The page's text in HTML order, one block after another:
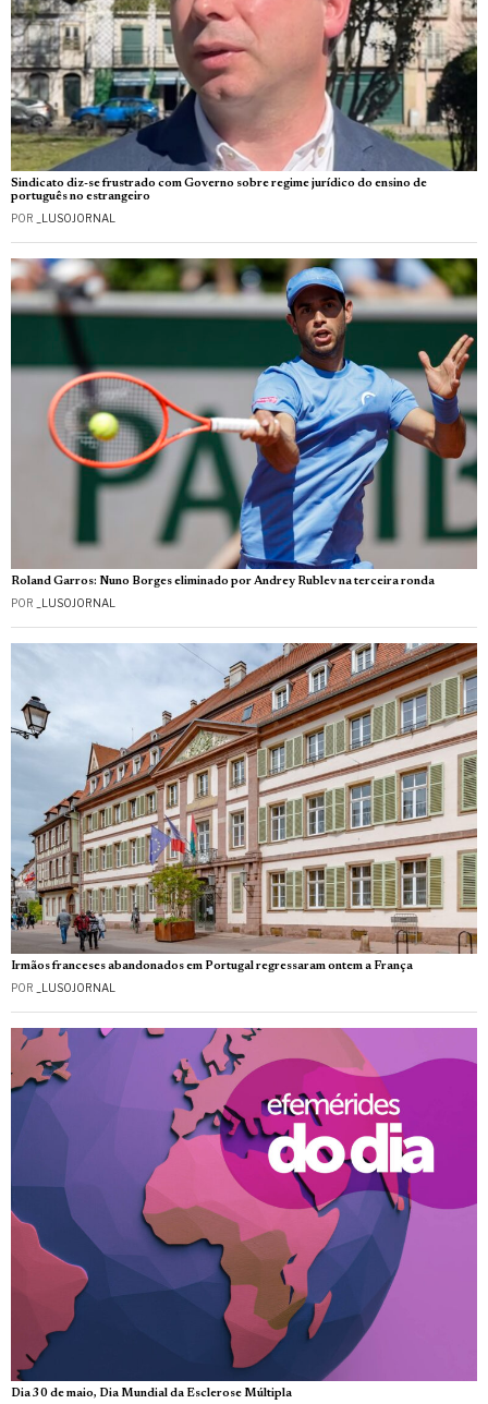
Sindicato diz-se frustrado com Governo sobre regime jurídico do ensino de
português no estrangeiro
POR _LUSOJORNAL
Roland Garros: Nuno Borges eliminado por Andrey Rublev na terceira ronda
POR _LUSOJORNAL
Irmãos franceses abandonados em Portugal regressaram ontem a França
POR _LUSOJORNAL
Dia 30 de maio, Dia Mundial da Esclerose Múltipla